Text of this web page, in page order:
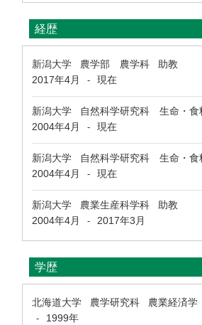
経歴
新潟大学 農学部 農学科 助教
2017年4月
- 現在
新潟大学 自然科学研究科 生命・
2004年4月
- 現在
新潟大学 自然科学研究科 生命・
2004年4月
- 現在
新潟大学 農業生産科学科 助教
2004年4月
- 2017年3月
学歴
北海道大学 農学研究科 農業経済学
-
1999年